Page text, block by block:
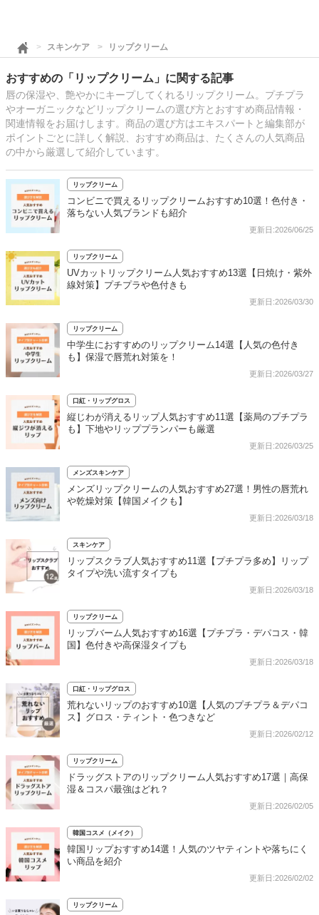
スキンケア リップクリーム
おすすめの「リップクリーム」に関する記事
唇の保湿や、艶やかにキープしてくれるリップクリーム。プチプラ
やオーガニックなどリップクリームの選び方とおすすめ商品情報・
関連情報をお届けします。商品の選び方はエキスパートと編集部が
ポイントごとに詳しく解説、おすすめ商品は、たくさんの人気商品
の中から厳選して紹介しています。
リップクリーム
コンビニで買えるリップクリームおすすめ10選！色付き・
落ちない人気ブランドも紹介
更新日:2026/06/25
リップクリーム
UVカットリップクリーム人気おすすめ13選【日焼け・紫外
線対策】プチプラや色付きも
更新日:2026/03/30
リップクリーム
中学生におすすめのリップクリーム14選【人気の色付き
も】保湿で唇荒れ対策を！
更新日:2026/03/27
口紅・リップグロス
縦じわが消えるリップ人気おすすめ11選【薬局のプチプラ
も】下地やリッププランパーも厳選
更新日:2026/03/25
メンズスキンケア
メンズリップクリームの人気おすすめ27選！男性の唇荒れ
や乾燥対策【韓国メイクも】
更新日:2026/03/18
スキンケア
リップスクラブ人気おすすめ11選【プチプラ多め】リップ
タイプや洗い流すタイプも
更新日:2026/03/18
リップクリーム
リップバーム人気おすすめ16選【プチプラ・デパコス・韓
国】色付きや高保湿タイプも
更新日:2026/03/18
口紅・リップグロス
荒れないリップのおすすめ10選【人気のプチプラ＆デパコ
ス】グロス・ティント・色つきなど
更新日:2026/02/12
リップクリーム
ドラッグストアのリップクリーム人気おすすめ17選｜高保
湿＆コスパ最強はどれ？
更新日:2026/02/05
韓国コスメ（メイク）
韓国リップおすすめ14選！人気のツヤティントや落ちにく
い商品を紹介
更新日:2026/02/02
リップクリーム